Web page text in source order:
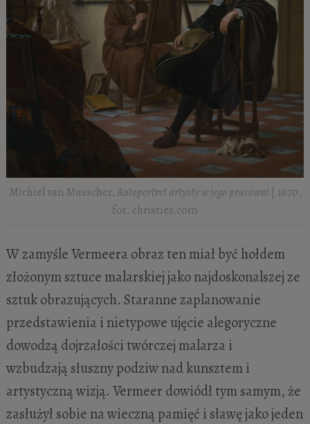
Michiel van Musscher,Autoportret artysty w jego pracowni| 1670,
fot. christies.com
W zamyśle Vermeera obraz ten miał być hołdem
złożonym sztuce malarskiej jako najdoskonalszej ze
sztuk obrazujących. Staranne zaplanowanie
przedstawienia i nietypowe ujęcie alegoryczne
dowodzą dojrzałości twórczej malarza i
wzbudzają słuszny podziw nad kunsztem i
artystyczną wizją. Vermeer dowiódł tym samym, że
zasłużył sobie na wieczną pamięć i sławę jako jeden